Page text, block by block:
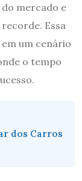
mercado e
Essa
um cenário
o tempo
dos Carros